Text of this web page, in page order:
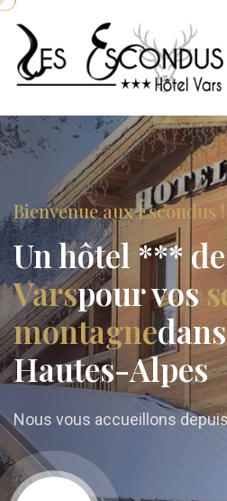
Bienvenue aux Escondus !
Un hôtel ***
Varspour vos
montagne
Hautes-Alpes
Nous vous accueillons